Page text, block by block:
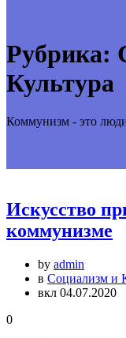
Рубрика:
Культура
Коммунизм - это
Искусство
коммунизме
by admin
в Социализм и
вкл 04.07.2020
0